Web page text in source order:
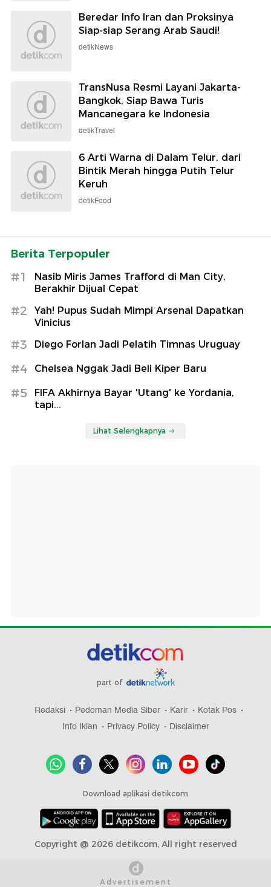
Beredar Info Iran dan Proksinya
Siap-siap Serang Arab Saudi!
detikNews
TransNusa Resmi Layani Jakarta-
Bangkok, Siap Bawa Turis
Mancanegara ke Indonesia
detikTravel
6 Arti Warna di Dalam Telur, dari
Bintik Merah hingga Putih Telur
Keruh
detikFood
Berita Terpopuler
#1
Nasib Miris James Trafford di Man City,
Berakhir Dijual Cepat
#2
Yah! Pupus Sudah Mimpi Arsenal Dapatkan
Vinicius
#3 Diego Forlan Jadi Pelatih Timnas Uruguay
#4 Chelsea Nggak Jadi Beli Kiper Baru
#5
FIFA Akhirnya Bayar 'Utang' ke Yordania,
tapi...
Lihat Selengkapnya
part of
Redaksi Pedoman Media Siber Karir
Kotak Pos
Info Iklan
Privacy Policy Disclaimer
Download aplikasi detikcom
Copyright @ 2026 detikcom, All right reserved